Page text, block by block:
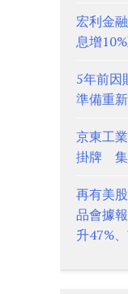
宏利金
息增
5年前因
準備重
京東工
掛牌 集
再有美
品會據
升47%